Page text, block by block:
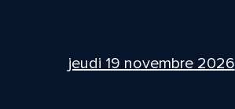
jeudi 19 novembre 2026